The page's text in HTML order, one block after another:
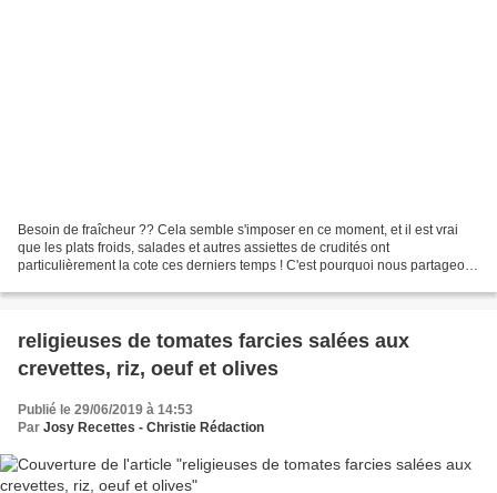
Besoin de fraîcheur ?? Cela semble s'imposer en ce moment, et il est vrai
que les plats froids, salades et autres assiettes de crudités ont
particulièrement la cote ces derniers temps ! C'est pourquoi nous partageons
religieuses de tomates farcies salées aux
crevettes, riz, oeuf et olives
Publié le 29/06/2019 à 14:53
Par Josy Recettes - Christie Rédaction